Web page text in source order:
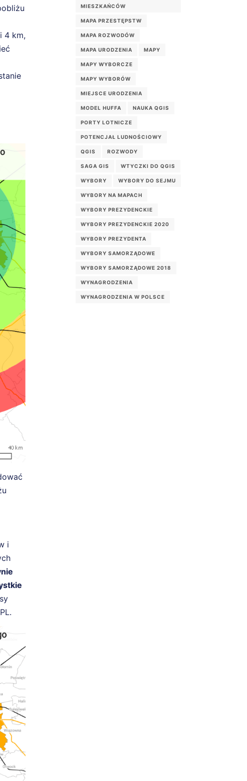
4 km,
i
MIESZKAŃCÓW
MAPA PRZESTĘPSTW
MAPA ROZWODÓW
MAPA URODZENIA MAPY
MAPY WYBORCZE
MAPY WYBORÓW
MIEJSCE URODZENIA
MODEL HUFFA NAUKA QGIS
PORTY LOTNICZE
POTENCJAŁ LUDNOŚCIOWY
QGIS ROZWODY
SAGA GIS WTYCZKI DO QGIS
WYBORY WYBORY DO SEJMU
WYBORY NA MAPACH
WYBORY PREZYDENCKIE
WYBORY PREZYDENCKIE 2020
WYBORY PREZYDENTA
WYBORY SAMORZĄDOWE
WYBORY SAMORZĄDOWE 2018
WYNAGRODZENIA
WYNAGRODZENIA W POLSCE